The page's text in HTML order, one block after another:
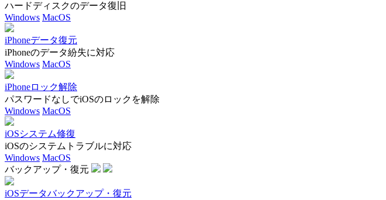
ハードディスクのデータ復旧
Windows MacOS
iPhoneデータ復元
iPhoneのデータ紛失に対応
Windows MacOS
iPhoneロック解除
パスワードなしでiOSのロックを解除
Windows MacOS
iOSシステム修復
iOSのシステムトラブルに対応
Windows MacOS
バックアップ・復元
iOSデータバックアップ・復元